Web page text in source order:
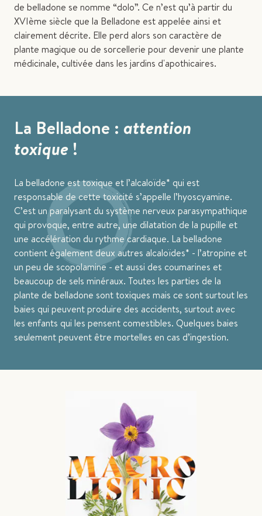
de belladone se nomme “dolo”. Ce n’est qu’à partir du
XVIème siècle que la Belladone est appelée ainsi et
clairement décrite. Elle perd alors son caractère de
plante magique ou de sorcellerie pour devenir une plante
médicinale, cultivée dans les jardins d'apothicaires.
La Belladone : attention
toxique !
La belladone est toxique et l’alcaloïde* qui est
responsable de cette toxicité s’appelle l’hyoscyamine.
C’est un paralysant du système nerveux parasympathique
qui provoque, entre autre, une dilatation de la pupille et
une accélération du rythme cardiaque. La belladone
contient également deux autres alcaloïdes* - l’atropine et
un peu de scopolamine - et aussi des coumarines et
beaucoup de sels minéraux. Toutes les parties de la
plante de belladone sont toxiques mais ce sont surtout les
baies qui peuvent produire des accidents, surtout avec
les enfants qui les pensent comestibles. Quelques baies
seulement peuvent être mortelles en cas d’ingestion.